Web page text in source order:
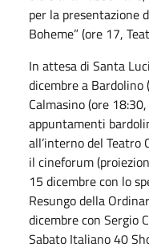
per la presentazione
Boheme” (ore 17,
In attesa di Santa
dicembre a
Calmasino (ore
appuntamenti
all’interno del Teatro
il cineforum
15 dicembre con lo
Resungo della
dicembre con Sergio
Sabato Italiano 40